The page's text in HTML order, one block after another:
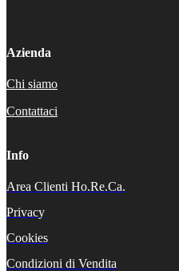
Azienda
Chi siamo
Contattaci
Info
Area Clienti Ho.Re.Ca.
Privacy
Cookies
Condizioni di Vendita